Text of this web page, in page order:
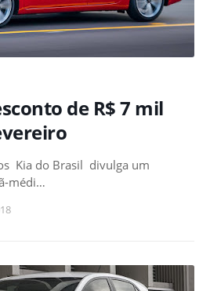
de R$ 7 mil
Kia do Brasil divulga um
médi…